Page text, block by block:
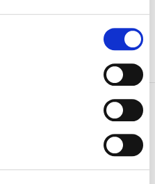
416 ks, zelené neon